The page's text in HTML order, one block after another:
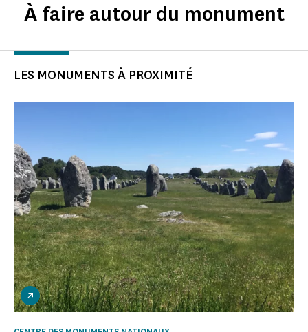
À faire autour du monument
LES MONUMENTS À PROXIMITÉ